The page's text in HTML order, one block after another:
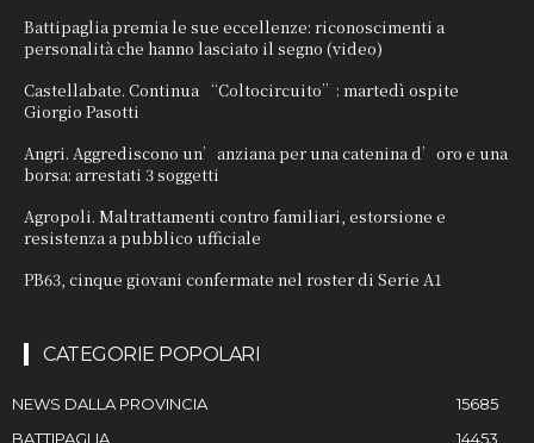
Battipaglia premia le sue eccellenze: riconoscimenti a
personalità che hanno lasciato il segno (video)
Castellabate. Continua “Coltocircuito”: martedì ospite
Giorgio Pasotti
Angri. Aggrediscono un’anziana per una catenina d’oro e una
borsa: arrestati 3 soggetti
Agropoli. Maltrattamenti contro familiari, estorsione e
resistenza a pubblico ufficiale
PB63, cinque giovani confermate nel roster di Serie A1
CATEGORIE POPOLARI
NEWS DALLA PROVINCIA
15685
BATTIPAGLIA
14453